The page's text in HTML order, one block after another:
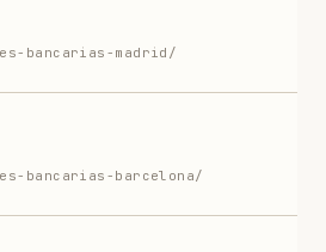
bancarias-madrid/
bancarias-barcelona/